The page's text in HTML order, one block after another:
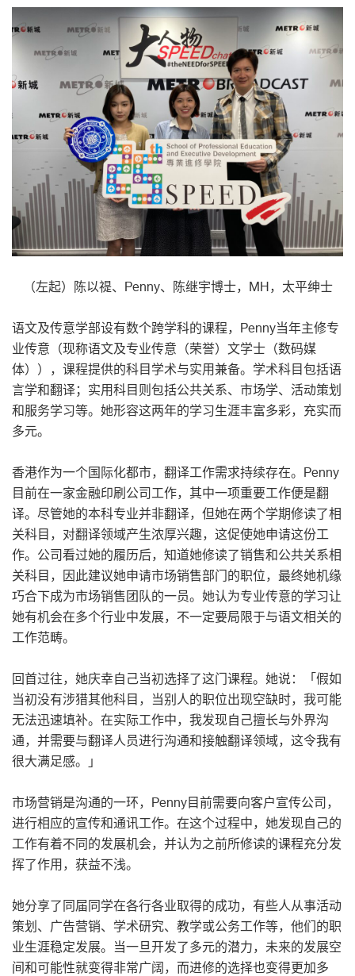
（左起）陈以禔、Penny、陈继宇博士，MH，太平绅士
语文及传意学部设有数个跨学科的课程，Penny当年主修专
业传意（现称语文及专业传意（荣誉）文学士（数码媒
体）），课程提供的科目学术与实用兼备。学术科目包括语
言学和翻译；实用科目则包括公共关系、市场学、活动策划
和服务学习等。她形容这两年的学习生涯丰富多彩，充实而
多元。
香港作为一个国际化都市，翻译工作需求持续存在。Penny
目前在一家金融印刷公司工作，其中一项重要工作便是翻
译。尽管她的本科专业并非翻译，但她在两个学期修读了相
关科目，对翻译领域产生浓厚兴趣，这促使她申请这份工
作。公司看过她的履历后，知道她修读了销售和公共关系相
关科目，因此建议她申请市场销售部门的职位，最终她机缘
巧合下成为市场销售团队的一员。她认为专业传意的学习让
她有机会在多个行业中发展，不一定要局限于与语文相关的
工作范畴。
回首过往，她庆幸自己当初选择了这门课程。她说：「假如
当初没有涉猎其他科目，当别人的职位出现空缺时，我可能
无法迅速填补。在实际工作中，我发现自己擅长与外界沟
通，并需要与翻译人员进行沟通和接触翻译领域，这令我有
很大满足感。」
市场营销是沟通的一环，Penny目前需要向客户宣传公司，
进行相应的宣传和通讯工作。在这个过程中，她发现自己的
工作有着不同的发展机会，并认为之前所修读的课程充分发
挥了作用，获益不浅。
她分享了同届同学在各行各业取得的成功，有些人从事活动
策划、广告营销、学术研究、教学或公务工作等，他们的职
业生涯稳定发展。当一旦开发了多元的潜力，未来的发展空
间和可能性就变得非常广阔，而进修的选择也变得更加多